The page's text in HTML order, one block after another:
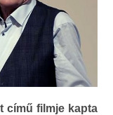
című filmje kapta